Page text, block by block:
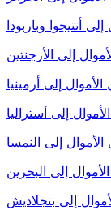
إلى أنتيجوا وباربودا
إلى الأرجنتين
إلى أرمينيا
إلى أستراليا
إلى النمسا
إلى البحرين
إلى بنجلاديش